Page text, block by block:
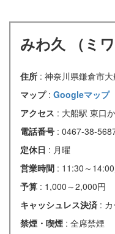
みわ久 （ミワ
住所 : 神奈川県鎌倉市
マップ : Googleマップ
アクセス : 大船駅 東口
電話番号 : 0467-38-
定休日 : 月曜
営業時間 : 11:30～
予算 : 1,000～2,000円
キャッシュレス決済 : カ
禁煙・喫煙 : 全席禁煙